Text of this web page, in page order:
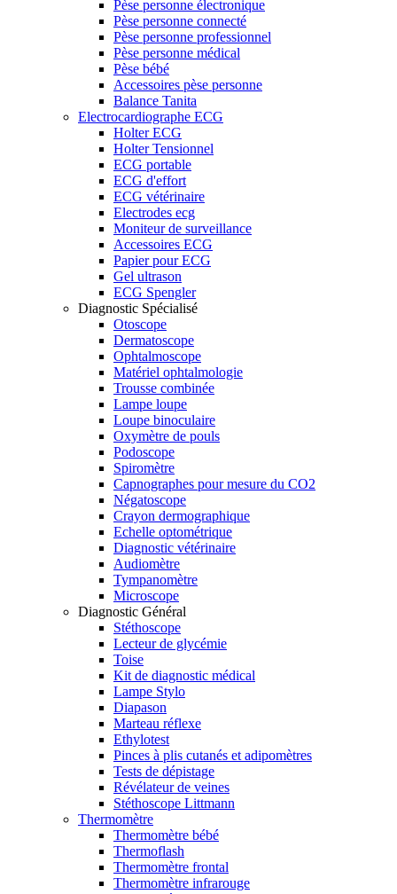
Pèse personne électronique
Pèse personne connecté
Pèse personne professionnel
Pèse personne médical
Pèse bébé
Accessoires pèse personne
Balance Tanita
Electrocardiographe ECG
Holter ECG
Holter Tensionnel
ECG portable
ECG d'effort
ECG vétérinaire
Electrodes ecg
Moniteur de surveillance
Accessoires ECG
Papier pour ECG
Gel ultrason
ECG Spengler
Diagnostic Spécialisé
Otoscope
Dermatoscope
Ophtalmoscope
Matériel ophtalmologie
Trousse combinée
Lampe loupe
Loupe binoculaire
Oxymètre de pouls
Podoscope
Spiromètre
Capnographes pour mesure du CO2
Négatoscope
Crayon dermographique
Echelle optométrique
Diagnostic vétérinaire
Audiomètre
Tympanomètre
Microscope
Diagnostic Général
Stéthoscope
Lecteur de glycémie
Toise
Kit de diagnostic médical
Lampe Stylo
Diapason
Marteau réflexe
Ethylotest
Pinces à plis cutanés et adipomètres
Tests de dépistage
Révélateur de veines
Stéthoscope Littmann
Thermomètre
Thermomètre bébé
Thermoflash
Thermomètre frontal
Thermomètre infrarouge